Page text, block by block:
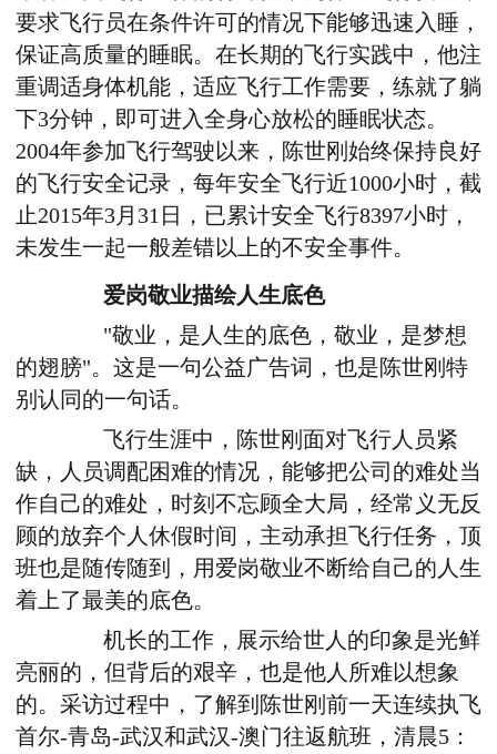
要求飞行员在条件许可的情况下能够迅速入睡，
保证高质量的睡眠。在长期的飞行实践中，他注
重调适身体机能，适应飞行工作需要，练就了躺
下3分钟，即可进入全身心放松的睡眠状态。
2004年参加飞行驾驶以来，陈世刚始终保持良好
的飞行安全记录，每年安全飞行近1000小时，截
止2015年3月31日，已累计安全飞行8397小时，
未发生一起一般差错以上的不安全事件。
爱岗敬业描绘人生底色
"敬业，是人生的底色，敬业，是梦想
的翅膀"。这是一句公益广告词，也是陈世刚特
别认同的一句话。
飞行生涯中，陈世刚面对飞行人员紧
缺，人员调配困难的情况，能够把公司的难处当
作自己的难处，时刻不忘顾全大局，经常义无反
顾的放弃个人休假时间，主动承担飞行任务，顶
班也是随传随到，用爱岗敬业不断给自己的人生
着上了最美的底色。
机长的工作，展示给世人的印象是光鲜
亮丽的，但背后的艰辛，也是他人所难以想象
的。采访过程中，了解到陈世刚前一天连续执飞
首尔-青岛-武汉和武汉-澳门往返航班，清晨5：